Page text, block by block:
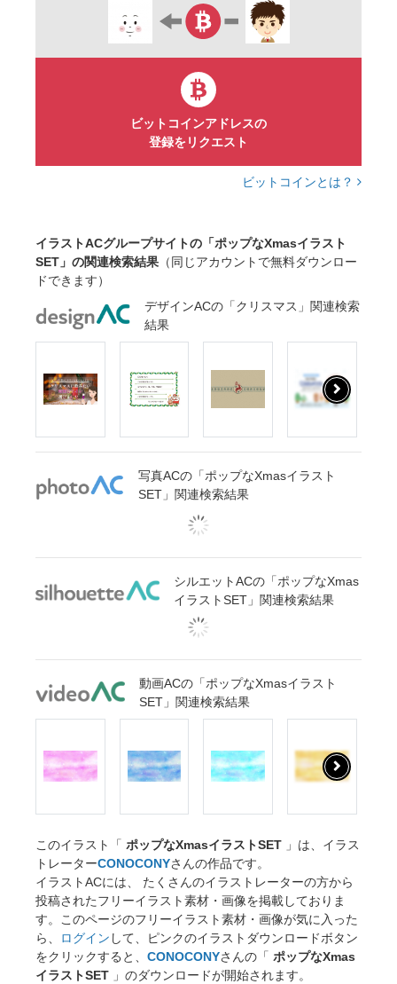
クリスマスカード イメージ
ビットコインアドレスの
登録をリクエスト
ビットコインとは？
イラストACグループサイトの「ポップなXmasイラスト
SET」の関連検索結果 （同じアカウントで無料ダウンロー
ドできます）
デザインACの「クリスマス」関連検索
結果
写真ACの「ポップなXmasイラスト
SET」関連検索結果
シルエットACの「ポップなXmas
イラストSET」関連検索結果
動画ACの「ポップなXmasイラスト
SET」関連検索結果
このイラスト「 ポップなXmasイラストSET 」は、イラス
トレーターCONOCONYさんの作品です。
イラストACには、 たくさんのイラストレーターの方から
投稿されたフリーイラスト素材・画像を掲載しておりま
す。このページのフリーイラスト素材・画像が気に入った
ら、
ログイン して、ピンクのイラストダウンロードボタン
をクリックすると、 CONOCONYさんの「 ポップなXmas
イラストSET 」のダウンロードが開始されます。